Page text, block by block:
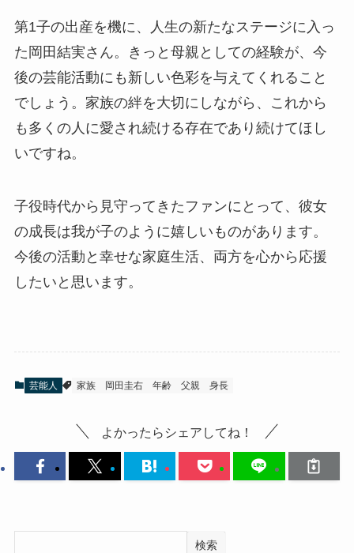
第1子の出産を機に、人生の新たなステージに入っ
た岡田結実さん。きっと母親としての経験が、今
後の芸能活動にも新しい色彩を与えてくれること
でしょう。家族の絆を大切にしながら、これから
も多くの人に愛され続ける存在であり続けてほし
いですね。
子役時代から見守ってきたファンにとって、彼女
の成長は我が子のように嬉しいものがあります。
今後の活動と幸せな家庭生活、両方を心から応援
したいと思います。
芸能人 家族 岡田圭右 年齢 父親 身長
よかったらシェアしてね！
検索